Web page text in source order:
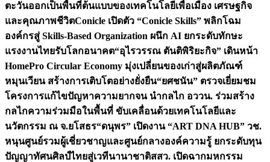
ตะวันออกเป็นพื้นที่ต้นแบบของเทคโนโลยีเพื่อเมือง เศรษฐกิจ
และคุณภาพชีวิตConicle เปิดตัว “Conicle Skills” พลิกโฉม
องค์กรสู่ Skills-Based Organization ผนึก AI ยกระดับทักษะ
แรงงานไทยรับโลกอนาคต“อุไรวรรณ ตันติพิริยะกิจ” เดินหน้า
HomePro Circular Economy มุ่งเปลี่ยนของเก่าสู่ผลิตภัณฑ์
หมุนเวียน สร้างการเติบโตอย่างยั่งยืน“ยศชนัน” ตรวจเยี่ยมชม
โครงการแก้ไขปัญหาความยากจน นำกลไก อววน. ร่วมสร้าง
กลไกความร่วมมือในพื้นที่ ขับเคลื่อนด้วยเทคโนโลยีและ
นวัตกรรม ณ จ.ยโสธร“ดนุพร” เปิดงาน “ART DNA HUB” วช.
หนุนศูนย์รวมผู้เชี่ยวชาญและศูนย์กลางองค์ความรู้ ยกระดับทุน
ปัญญาทัศนศิลป์ไทยสู่เวทีนานาชาติสสว. เปิดฉากมหกรรม